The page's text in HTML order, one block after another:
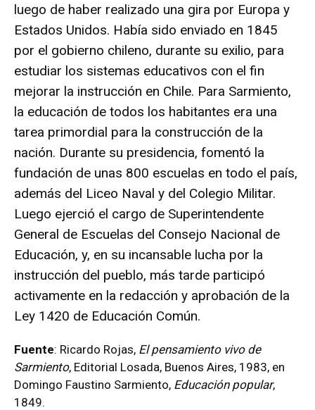
luego de haber realizado una gira por Europa y
Estados Unidos. Había sido enviado en 1845
por el gobierno chileno, durante su exilio, para
estudiar los sistemas educativos con el fin
mejorar la instrucción en Chile. Para Sarmiento,
la educación de todos los habitantes era una
tarea primordial para la construcción de la
nación. Durante su presidencia, fomentó la
fundación de unas 800 escuelas en todo el país,
además del Liceo Naval y del Colegio Militar.
Luego ejerció el cargo de Superintendente
General de Escuelas del Consejo Nacional de
Educación, y, en su incansable lucha por la
instrucción del pueblo, más tarde participó
activamente en la redacción y aprobación de la
Ley 1420 de Educación Común.
Fuente: Ricardo Rojas, El pensamiento vivo de
Sarmiento, Editorial Losada, Buenos Aires, 1983, en
Domingo Faustino Sarmiento, Educación popular,
1849.